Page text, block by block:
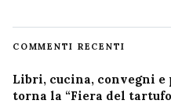
COMMENTI RECENTI
Libri, cucina, convegni
torna la “Fiera del